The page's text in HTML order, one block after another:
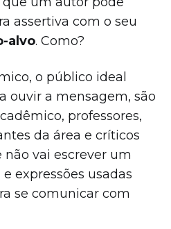
assertiva com o seu
alvo. Como?
o público ideal
ouvir a mensagem, são
professores,
da área e críticos
não vai escrever um
expressões usadas
se comunicar com